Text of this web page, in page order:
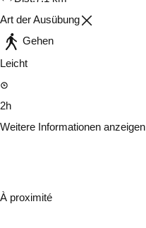
Art der Ausübung
Gehen
Leicht
2h
Weitere Informationen anzeigen
À proximité